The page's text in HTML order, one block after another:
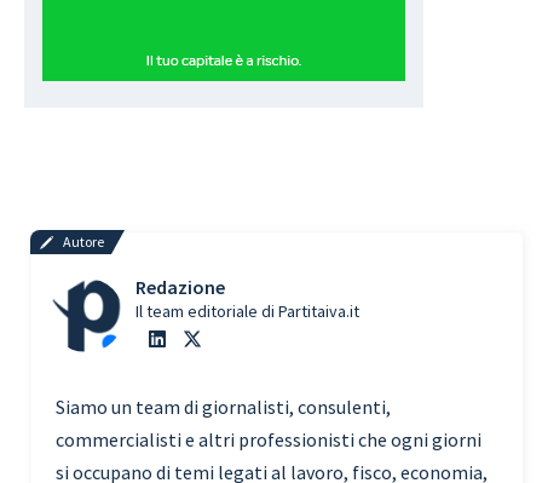
Autore
Redazione
Il team editoriale di Partitaiva.it
Siamo un team di giornalisti, consulenti,
commercialisti e altri professionisti che ogni giorni
si occupano di temi legati al lavoro, fisco, economia,